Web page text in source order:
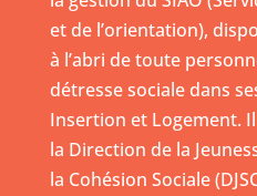
et de l’orientation),
à l’abri de toute
détresse sociale dans
Insertion et Logement.
la Direction de la
la Cohésion Sociale